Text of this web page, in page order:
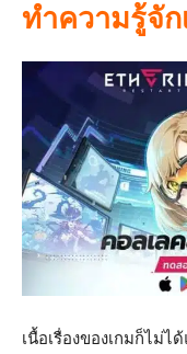
ทำความรู้จัก
เนื้อเรื่องของเกมก็ไม่